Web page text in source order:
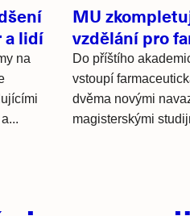
a lidí
na
MU
vzdělání pro
Do příštího
vstoupí
dvěma novými
magisterskými